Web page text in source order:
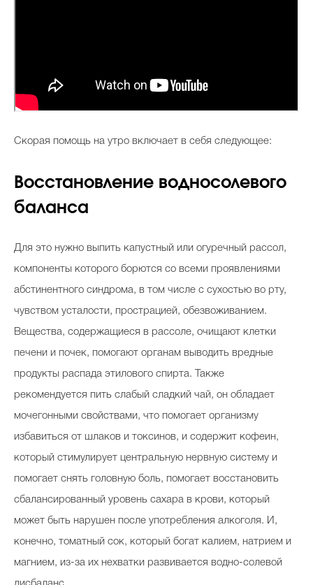
Celebrity дня
Тесты
Скорая помощь на утро включает в себя следующее:
Восстановление водносолевого
баланса
Для это нужно выпить капустный или огуречный рассол,
компоненты которого борются со всеми проявлениями
абстинентного синдрома, в том числе с сухостью во рту,
чувством усталости, прострацией, обезвоживанием.
Вещества, содержащиеся в рассоле, очищают клетки
печени и почек, помогают органам выводить вредные
продукты распада этилового спирта. Также
рекомендуется пить слабый сладкий чай, он обладает
мочегонными свойствами, что помогает организму
избавиться от шлаков и токсинов, и содержит кофеин,
который стимулирует центральную нервную систему и
помогает снять головную боль, помогает восстановить
сбалансированный уровень сахара в крови, который
может быть нарушен после употребления алкоголя. И,
конечно, томатный сок, который богат калием, натрием и
магнием, из-за их нехватки развивается водно-солевой